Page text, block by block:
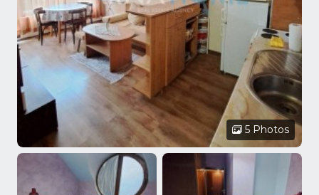
5 Photos